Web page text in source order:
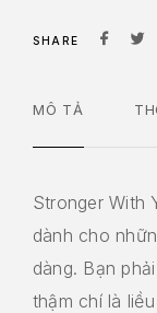
SHARE
MÔ TẢ
Stronger With
dành cho
dàng. Bạn
thậm chí là